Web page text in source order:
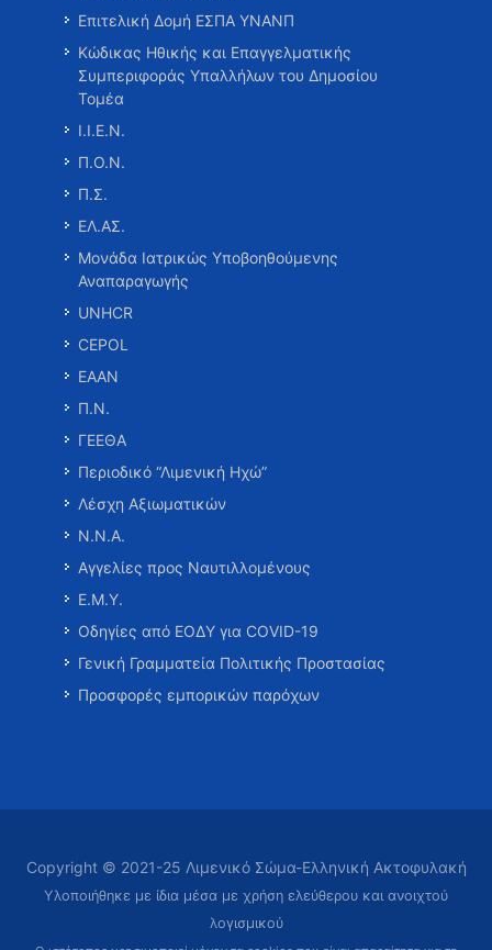
Επιτελική Δομή ΕΣΠΑ ΥΝΑΝΠ
Κώδικας Ηθικής και Επαγγελματικής
Συμπεριφοράς Υπαλλήλων του Δημοσίου
Τομέα
Ι.Ι.Ε.Ν.
Π.Ο.Ν.
Π.Σ.
ΕΛ.ΑΣ.
Μονάδα Ιατρικώς Υποβοηθούμενης
Αναπαραγωγής
UNHCR
CEPOL
ΕΑΑΝ
Π.Ν.
ΓΕΕΘΑ
Περιοδικό “Λιμενική Ηχώ”
Λέσχη Αξιωματικών
Ν.Ν.Α.
Αγγελίες προς Ναυτιλλομένους
Ε.Μ.Υ.
Οδηγίες από ΕΟΔΥ για COVID-19
Γενική Γραμματεία Πολιτικής Προστασίας
Προσφορές εμπορικών παρόχων
Copyright © 2021-25 Λιμενικό Σώμα-Ελληνική Ακτοφυλακή
Υλοποιήθηκε με ίδια μέσα με χρήση ελεύθερου και ανοιχτού
λογισμικού